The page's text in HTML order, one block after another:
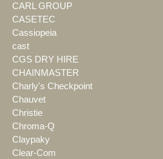
CARL GROUP
CASETEC
Cassiopeia
cast
CGS DRY HIRE
CHAINMASTER
Charly's Checkpoint
Chauvet
Christie
Chroma-Q
Claypaky
Clear-Com